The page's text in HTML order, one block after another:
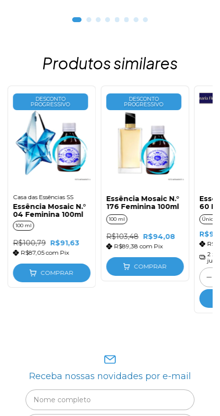
Produtos similares
DESCONTO
PROGRESSIVO
Casa das Essências SS
Essência Mosaic N.°
04 Feminina 100ml
100 ml
R$100,79 R$91,63
R$87,05com Pix
COMPRAR
DESCONTO
PROGRESSIVO
Essência Mosaic N.°
176 Feminina 100ml
100 ml
R$103,48 R$94,08
R$89,38com Pix
COMPRAR
60
Único
2 x
Receba nossas novidades por e-mail